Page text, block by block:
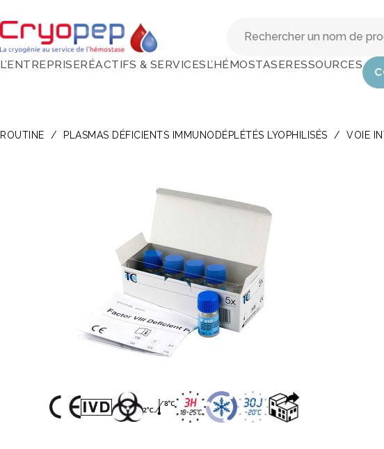
L’ENTREPRISERÉACTIFS & SERVICESL’HÉMOSTASERESSOURCES
ROUTINE / PLASMAS DÉFICIENTS IMMUNODÉPLÉTÉS LYOPHILISÉS / VOIE